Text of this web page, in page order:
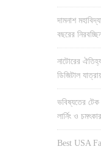
দামনাশ
বছরের
নাটোরের
ডিজিটাল
ভবিষ্যতের
লার্নিং ও
Best USA